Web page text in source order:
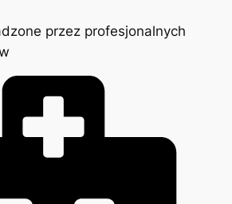
przez profesjonalnych